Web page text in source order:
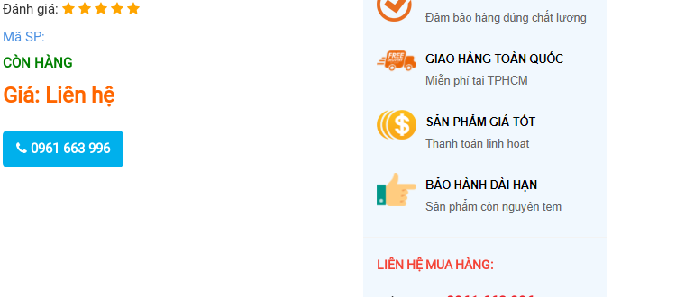
Đánh giá:
Mã SP:
CÒN HÀNG
Giá: Liên hệ
0961 663 996
LIÊN HỆ MUA HÀNG: